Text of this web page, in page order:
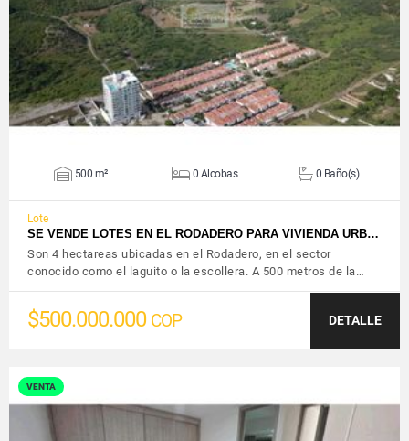
VER DETALLES
500 m² 0 Alcobas 0 Baño(s)
Lote
SE VENDE LOTES EN EL RODADERO PARA VIVIENDA URB…
Son 4 hectareas ubicadas en el Rodadero, en el sector
conocido como el laguito o la escollera. A 500 metros de la…
$500.000.000 COP DETALLE
VENTA